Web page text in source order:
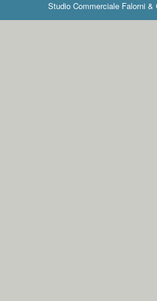
Studio Commerciale Falorni